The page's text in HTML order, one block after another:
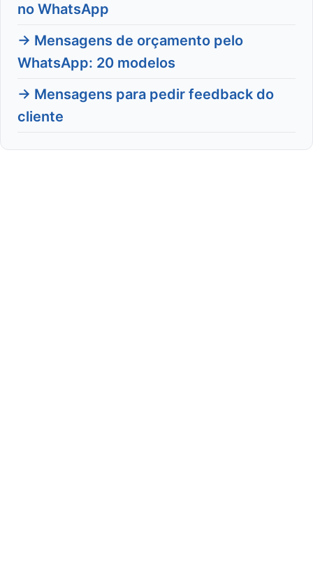
no WhatsApp
→ Mensagens de orçamento pelo
WhatsApp: 20 modelos
→ Mensagens para pedir feedback do
cliente